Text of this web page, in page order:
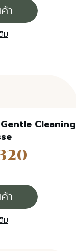
า
ม
Cleaning
า
ม